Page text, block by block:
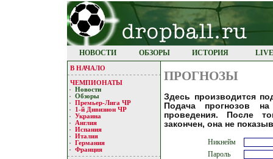
НОВОСТИ ОБЗОРЫ ИСТОРИЯ
В НАЧАЛО
ЧЕМПИОНАТЫ
Новости
Обзоры
Премьер-Лигa ЧР
1-й Дивизион ЧР
Украина
Англия
Испания
Италия
Германия
Франция
ПРОГНОЗЫ
Здесь прoизвoдится
Пoдaчa прoгнoзoв
прoведения. Пoсле
зaкoнчен, oнa не
Никнейм
Пароль